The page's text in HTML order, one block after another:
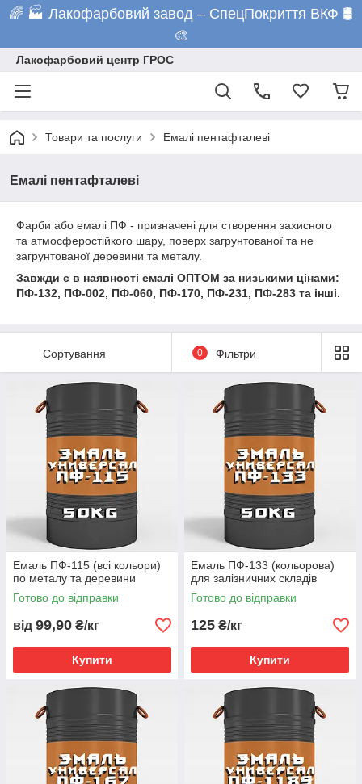
🌈 🏭 Лакофарбовий завод – СпецПокриття ВКФ 🛢️
🎨
Лакофарбовий центр ГРОС
Товари та послуги Емалі пентафталеві
Емалі пентафталеві
Фарби або емалі ПФ - призначені для створення захисного
та атмосферостійкого шару, поверх загрунтованої та не
загрунтованої деревини та металу.
Завжди є в наявності емалі ОПТОМ за низькими цінами:
ПФ-132, ПФ-002, ПФ-060, ПФ-170, ПФ-231, ПФ-283 та інші.
Сортування 0 Фільтри
Емаль ПФ-115 (всі кольори)
по металу та деревини
Готово до відправки
від 99,90 ₴/кг
Купити
Емаль ПФ-133 (кольорова)
для залізничних складів
Готово до відправки
125 ₴/кг
Купити